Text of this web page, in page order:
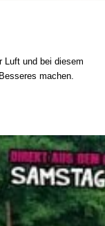
Luft und bei diesem
machen.